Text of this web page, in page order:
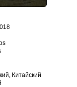
Китайский